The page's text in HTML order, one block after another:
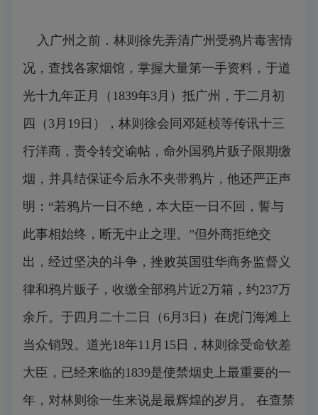
入广州之前．林则徐先弄清广州受鸦片毒害情
况，查找各家烟馆，掌握大量第一手资料，于道
光十九年正月（1839年3月）抵广州，于二月初
四（3月19日），林则徐会同邓延桢等传讯十三
行洋商，责令转交谕帖，命外国鸦片贩子限期缴
烟，并具结保证今后永不夹带鸦片，他还严正声
明：“若鸦片一日不绝，本大臣一日不回，誓与
此事相始终，断无中止之理。”但外商拒绝交
出，经过坚决的斗争，挫败英国驻华商务监督义
律和鸦片贩子，收缴全部鸦片近2万箱，约237万
余斤。于四月二十二日（6月3日）在虎门海滩上
当众销毁。道光18年11月15日，林则徐受命钦差
大臣，已经来临的1839是使禁烟史上最重要的一
年，对林则徐一生来说是最辉煌的岁月。 在查禁